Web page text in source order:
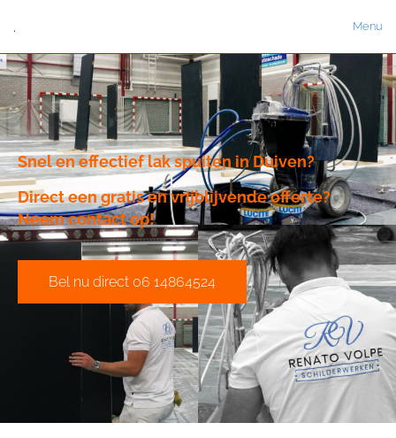
. Menu
Snel en effectief lak spuiten in Duiven?
Direct een gratis en vrijblijvende offerte?
Neem contact op!
Bel nu direct 06 14864524